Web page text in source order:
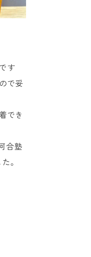
す
で妥
でき
合塾
。